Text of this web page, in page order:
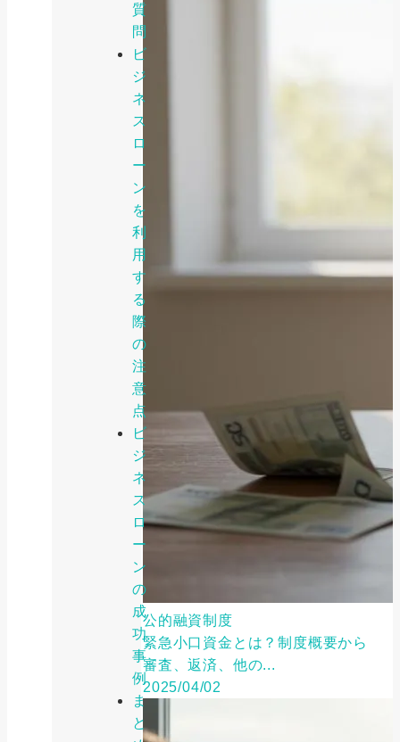
質
問
ビ
ジ
ネ
ス
ロ
ー
ン
を
利
用
す
る
際
の
注
意
点
ビ
ジ
ネ
ス
ロ
ー
ン
の
成
功
事
例
ま
と
公的融資制度
緊急小口資金とは？制度概要から
審査、返済、他の...
2025/04/02